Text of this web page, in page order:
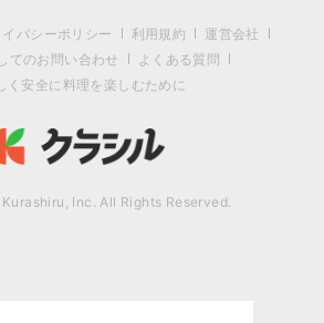
イバシーポリシー 利用規約
運営会社
てのお問い合わせ
よくある質問
く安全に料理を楽しむために
Inc. All Rights Reserved.